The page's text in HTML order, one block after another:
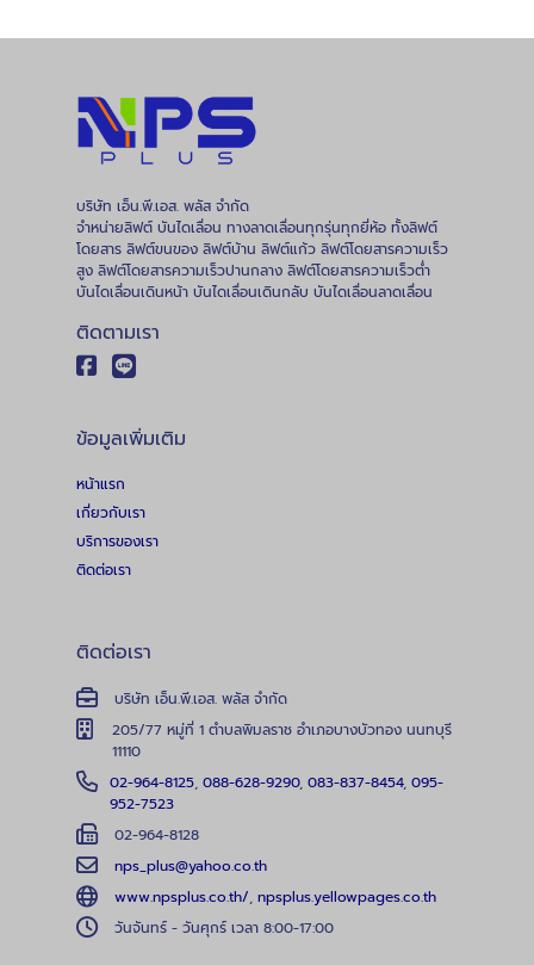
บริษัท เอ็น.พี.เอส. พลัส จำกัด
จำหน่ายลิฟต์ บันไดเลื่อน ทางลาดเลื่อนทุกรุ่นทุกยี่ห้อ ทั้งลิฟต์
โดยสาร ลิฟต์ขนของ ลิฟต์บ้าน ลิฟต์แก้ว ลิฟต์โดยสารความเร็ว
สูง ลิฟต์โดยสารความเร็วปานกลาง ลิฟต์โดยสารความเร็วต่ำ
บันไดเลื่อนเดินหน้า บันไดเลื่อนเดินกลับ บันไดเลื่อนลาดเลื่อน
ติดตามเรา
ข้อมูลเพิ่มเติม
หน้าแรก
เกี่ยวกับเรา
บริการของเรา
ติดต่อเรา
ติดต่อเรา
บริษัท เอ็น.พี.เอส. พลัส จำกัด
205/77 หมู่ที่ 1 ตำบลพิมลราช อำเภอบางบัวทอง นนทบุรี
11110
02-964-8125, 088-628-9290, 083-837-8454, 095-
952-7523
02-964-8128
nps_plus@yahoo.co.th
www.npsplus.co.th/, npsplus.yellowpages.co.th
วันจันทร์ - วันศุกร์ เวลา 8:00-17:00